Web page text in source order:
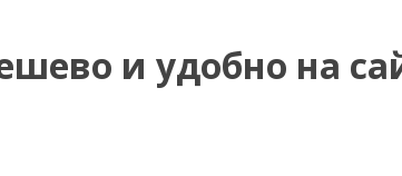
и удобно на